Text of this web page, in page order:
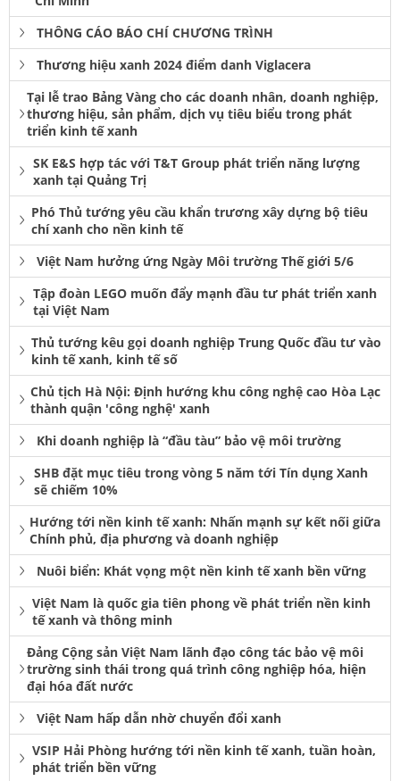
THÔNG CÁO BÁO CHÍ CHƯƠNG TRÌNH
Thương hiệu xanh 2024 điểm danh Viglacera
Tại lễ trao Bảng Vàng cho các doanh nhân, doanh nghiệp,
thương hiệu, sản phẩm, dịch vụ tiêu biểu trong phát
triển kinh tế xanh
SK E&S hợp tác với T&T Group phát triển năng lượng
xanh tại Quảng Trị
Phó Thủ tướng yêu cầu khẩn trương xây dựng bộ tiêu
chí xanh cho nền kinh tế
Việt Nam hưởng ứng Ngày Môi trường Thế giới 5/6
Tập đoàn LEGO muốn đẩy mạnh đầu tư phát triển xanh
tại Việt Nam
Thủ tướng kêu gọi doanh nghiệp Trung Quốc đầu tư vào
kinh tế xanh, kinh tế số
Chủ tịch Hà Nội: Định hướng khu công nghệ cao Hòa Lạc
thành quận 'công nghệ' xanh
Khi doanh nghiệp là “đầu tàu” bảo vệ môi trường
SHB đặt mục tiêu trong vòng 5 năm tới Tín dụng Xanh
sẽ chiếm 10%
Hướng tới nền kinh tế xanh: Nhấn mạnh sự kết nối giữa
Chính phủ, địa phương và doanh nghiệp
Nuôi biển: Khát vọng một nền kinh tế xanh bền vững
Việt Nam là quốc gia tiên phong về phát triển nền kinh
tế xanh và thông minh
Đảng Cộng sản Việt Nam lãnh đạo công tác bảo vệ môi
trường sinh thái trong quá trình công nghiệp hóa, hiện
đại hóa đất nước
Việt Nam hấp dẫn nhờ chuyển đổi xanh
VSIP Hải Phòng hướng tới nền kinh tế xanh, tuần hoàn,
phát triển bền vững